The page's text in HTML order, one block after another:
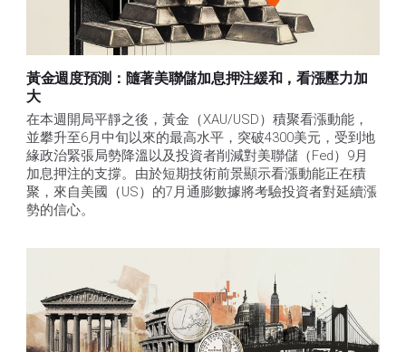
黃金週度預測：隨著美聯儲加息押注緩和，看漲壓力加
大
在本週開局平靜之後，黃金（XAU/USD）積聚看漲動能，
並攀升至6月中旬以來的最高水平，突破4300美元，受到地
緣政治緊張局勢降溫以及投資者削減對美聯儲（Fed）9月
加息押注的支撐。由於短期技術前景顯示看漲動能正在積
聚，來自美國（US）的7月通膨數據將考驗投資者對延續漲
勢的信心。